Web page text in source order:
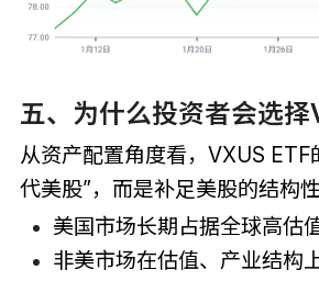
五、为什么投资者会选择
从资产配置角度看，VXUS ETF
代美股”，而是补足美股的结构性
美国市场长期占据全球高估
非美市场在估值、产业结构